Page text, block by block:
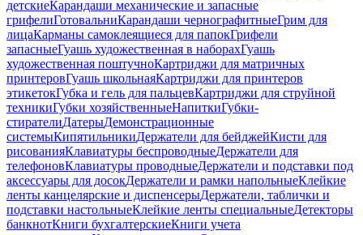
детскиеКарандаши механические и запасные
грифелиГотовальниКарандаши чернографитныеГрим для
лицаКарманы самоклеящиеся для папокГрифели
запасныеГуашь художественная в наборахГуашь
художественная поштучноКартриджи для матричных
принтеровГуашь школьнаяКартриджи для принтеров
этикетокГубка и гель для пальцевКартриджи для струйной
техникиГубки хозяйственныеНапиткиГубки-
стирателиДатерыДемонстрационные
системыКипятильникиДержатели для бейджейКисти для
рисованияКлавиатуры беспроводныеДержатели для
телефоновКлавиатуры проводныеДержатели и подставки под
аксессуары для досокДержатели и рамки напольныеКлейкие
ленты канцелярские и диспенсерыДержатели, таблички и
подставки настольныеКлейкие ленты специальныеДетекторы
банкнотКниги бухгалтерскиеКниги учета